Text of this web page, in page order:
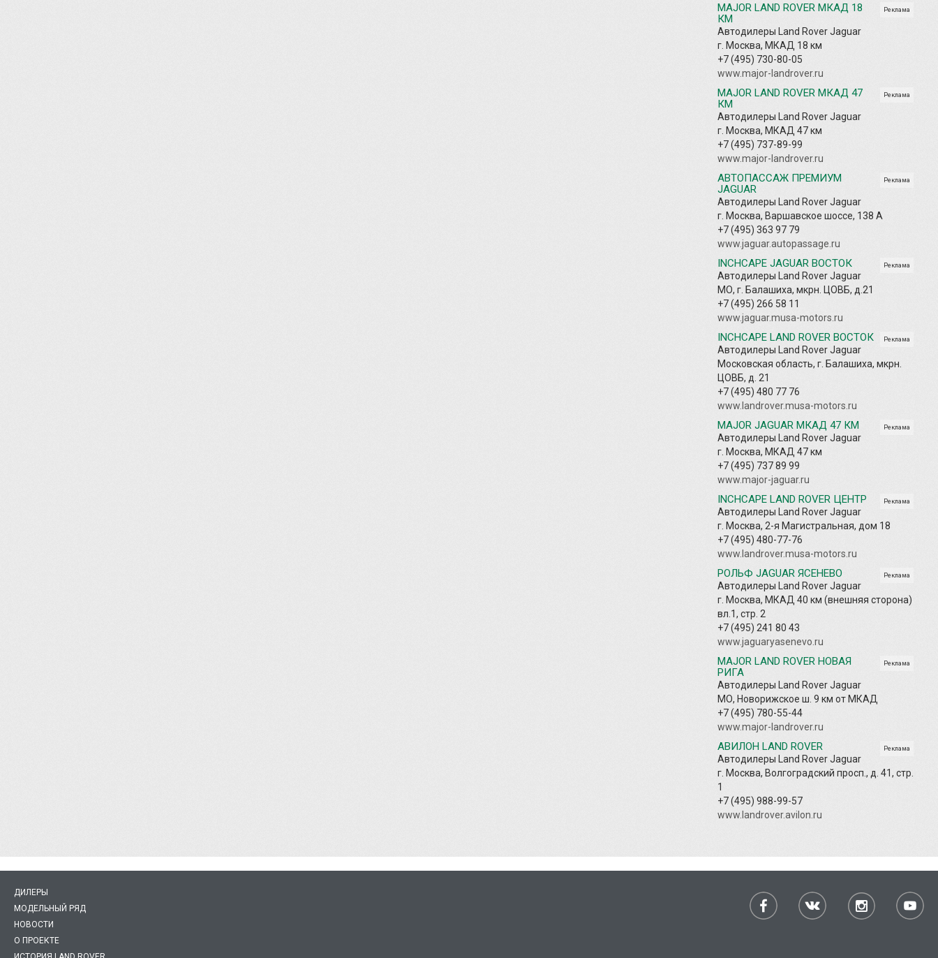
Реклама
MAJOR LAND ROVER МКАД 18
КМ
Автодилеры Land Rover Jaguar
г. Москва, МКАД 18 км
+7 (495) 730-80-05
www.major-landrover.ru
Реклама
MAJOR LAND ROVER МКАД 47
КМ
Автодилеры Land Rover Jaguar
г. Москва, МКАД 47 км
+7 (495) 737-89-99
www.major-landrover.ru
Реклама
АВТОПАССАЖ ПРЕМИУМ
JAGUAR
Автодилеры Land Rover Jaguar
г. Москва, Варшавское шоссе, 138 А
+7 (495) 363 97 79
www.jaguar.autopassage.ru
Реклама
INCHCAPE JAGUAR ВОСТОК
Автодилеры Land Rover Jaguar
МО, г. Балашиха, мкрн. ЦОВБ, д.21
+7 (495) 266 58 11
www.jaguar.musa-motors.ru
Реклама
INCHCAPE LAND ROVER ВОСТОК
Автодилеры Land Rover Jaguar
Московская область, г. Балашиха, мкрн.
ЦОВБ, д. 21
+7 (495) 480 77 76
www.landrover.musa-motors.ru
Реклама
MAJOR JAGUAR МКАД 47 КМ
Автодилеры Land Rover Jaguar
г. Москва, МКАД 47 км
+7 (495) 737 89 99
www.major-jaguar.ru
Реклама
INCHCAPE LAND ROVER ЦЕНТР
Автодилеры Land Rover Jaguar
г. Москва, 2-я Магистральная, дом 18
+7 (495) 480-77-76
www.landrover.musa-motors.ru
Реклама
РОЛЬФ JAGUAR ЯСЕНЕВО
Автодилеры Land Rover Jaguar
г. Москва, МКАД 40 км (внешняя сторона)
вл.1, стр. 2
+7 (495) 241 80 43
www.jaguaryasenevo.ru
Реклама
MAJOR LAND ROVER НОВАЯ
РИГА
Автодилеры Land Rover Jaguar
МО, Новорижское ш. 9 км от МКАД
+7 (495) 780-55-44
www.major-landrover.ru
Реклама
АВИЛОН LAND ROVER
Автодилеры Land Rover Jaguar
г. Москва, Волгоградский просп., д. 41, стр.
1
+7 (495) 988-99-57
www.landrover.avilon.ru
ДИЛЕРЫ
МОДЕЛЬНЫЙ РЯД
НОВОСТИ
О ПРОЕКТЕ